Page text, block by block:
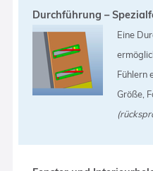
Durchführung –
Eine
Fühlern
Größe,